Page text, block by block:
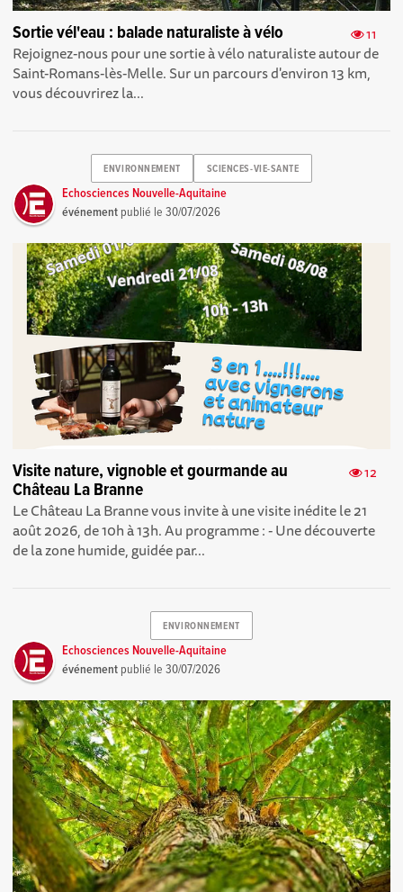
11
Sortie vél'eau : balade naturaliste à vélo
Rejoignez-nous pour une sortie à vélo naturaliste autour de
Saint-Romans-lès-Melle. Sur un parcours d'environ 13 km,
vous découvrirez la...
ENVIRONNEMENT SCIENCES-VIE-SANTE
Echosciences Nouvelle-Aquitaine
événement publié le30/07/2026
12
Visite nature, vignoble et gourmande au
Château La Branne
Le Château La Branne vous invite à une visite inédite le 21
août 2026, de 10h à 13h. Au programme : - Une découverte
de la zone humide, guidée par...
ENVIRONNEMENT
Echosciences Nouvelle-Aquitaine
événement publié le30/07/2026